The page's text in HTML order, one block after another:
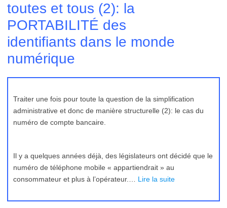
toutes et tous (2): la
PORTABILITÉ des
identifiants dans le monde
numérique
Traiter une fois pour toute la question de la simplification
administrative et donc de manière structurelle (2): le cas du
numéro de compte bancaire.
Il y a quelques années déjà, des législateurs ont décidé que le
numéro de téléphone mobile « appartiendrait » au
consommateur et plus à l’opérateur.… Lire la suite